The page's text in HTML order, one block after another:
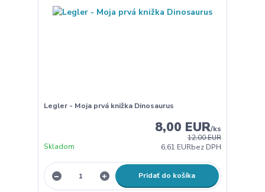
Legler - Moja prvá knižka Dinosaurus
12,00 EUR
8,00 EUR/ks
6,61 EURbez DPH
Skladom
Pridať do košíka